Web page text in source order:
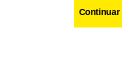
Continuar